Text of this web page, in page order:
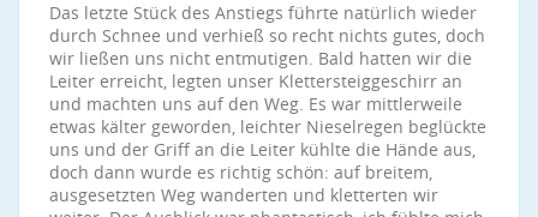
Das letzte Stück des Anstiegs führte natürlich wieder
durch Schnee und verhieß so recht nichts gutes, doch
wir ließen uns nicht entmutigen. Bald hatten wir die
Leiter erreicht, legten unser Klettersteiggeschirr an
und machten uns auf den Weg. Es war mittlerweile
etwas kälter geworden, leichter Nieselregen beglückte
uns und der Griff an die Leiter kühlte die Hände aus,
doch dann wurde es richtig schön: auf breitem,
ausgesetzten Weg wanderten und kletterten wir